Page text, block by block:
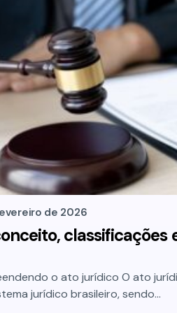
de 2026
classificações
o ato jurídico O ato
jurídico brasileiro, sendo…